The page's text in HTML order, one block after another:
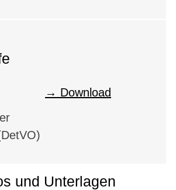
Download
und Unterlagen